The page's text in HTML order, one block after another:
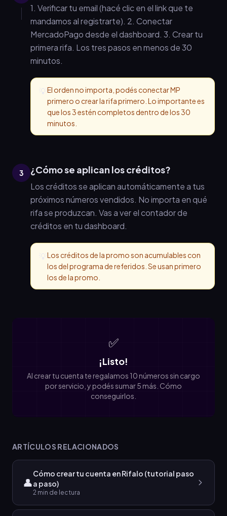
1. Verificar tu email (hacé clic en el link que te
mandamos al registrarte). 2. Conectar
MercadoPago desde el dashboard. 3. Crear tu
primera rifa. Los tres pasos en menos de 30
minutos.
💡El orden no importa, podés conectar MP
primero o crear la rifa primero. Lo importante es
que los 3 estén completos dentro de los 30
minutos.
3 ¿Cómo se aplican los créditos?
Los créditos se aplican automáticamente a tus
próximos números vendidos. No importa en qué
rifa se produzcan. Vas a ver el contador de
créditos en tu dashboard.
💡Los créditos de la promo son acumulables con
los del programa de referidos. Se usan primero
los de la promo.
✅
¡Listo!
Al crear tu cuenta te regalamos 10 números sin cargo
por servicio, y podés sumar 5 más. Cómo
conseguirlos.
ARTÍCULOS RELACIONADOS
👤
Cómo crear tu cuenta en Rifalo (tutorial paso
a paso)
2 min de lectura